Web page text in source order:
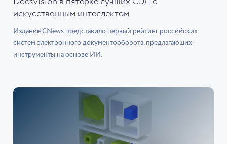
искусственным интеллектом
Издание CNews представило первый рейтинг российских
систем электронного документооборота, предлагающих
инструменты на основе ИИ.